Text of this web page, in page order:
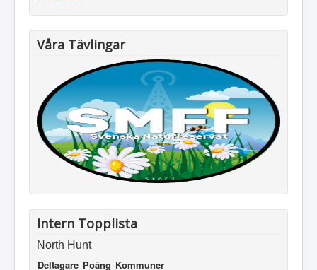
Våra Tävlingar
Intern Topplista
North Hunt
Deltagare Poäng Kommuner